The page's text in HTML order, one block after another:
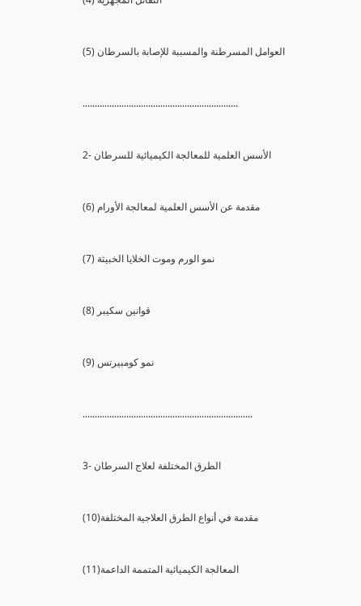
(5) العوامل المسرطنة والمسببة للإصابة بالسرطان
................................................................
2- الأسس العلمية للمعالجة الكيميائية للسرطان
(6) مقدمة عن الأسس العلمية لمعالجة الأورام
(7) نمو الورم وموت الخلايا الخبيثة
(8) قوانين سكيبر
(9) نمو كومبيرتس
......................................................................
3- الطرق المختلفة لعلاج السرطان
(10)مقدمة في أنواع الطرق العلاجية المختلفة
(11)المعالجة الكيميائية المتممة الداعمة